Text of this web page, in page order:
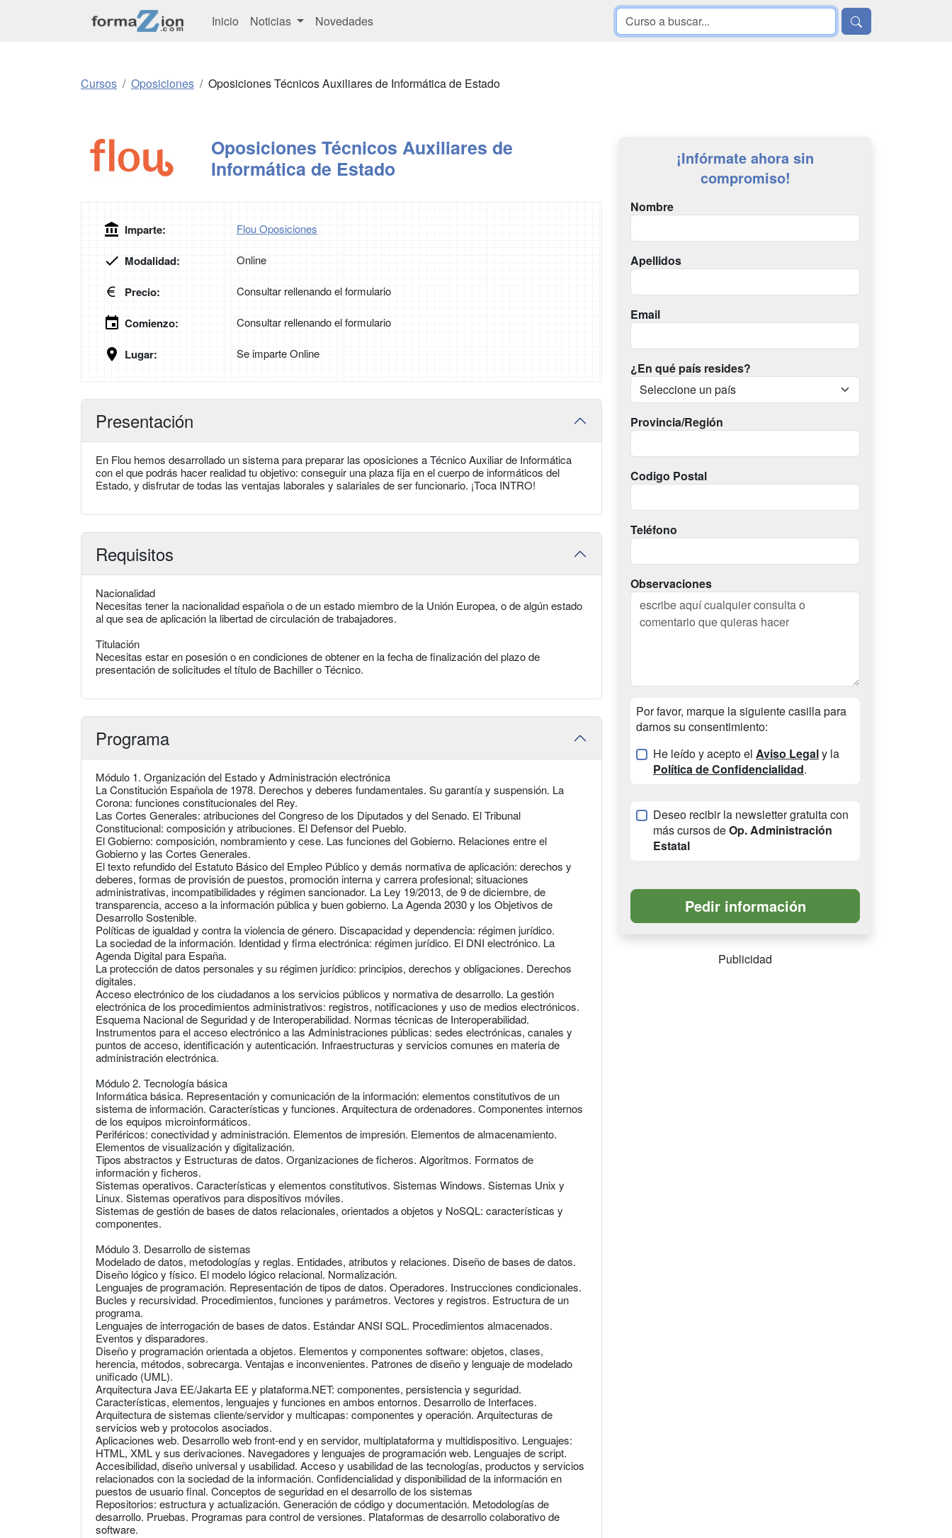
Inicio Noticias Novedades
Cursos Oposiciones Oposiciones Técnicos Auxiliares de Informática de Estado
Oposiciones Técnicos Auxiliares de
Informática de Estado
Imparte: Flou Oposiciones
Modalidad: Online
Precio: Consultar rellenando el formulario
Comienzo: Consultar rellenando el formulario
Lugar: Se imparte Online
Presentación
En Flou hemos desarrollado un sistema para preparar las oposiciones a Técnico Auxiliar de Informática
con el que podrás hacer realidad tu objetivo: conseguir una plaza fija en el cuerpo de informáticos del
Estado, y disfrutar de todas las ventajas laborales y salariales de ser funcionario. ¡Toca INTRO!
Requisitos
Nacionalidad
Necesitas tener la nacionalidad española o de un estado miembro de la Unión Europea, o de algún estado
al que sea de aplicación la libertad de circulación de trabajadores.
Titulación
Necesitas estar en posesión o en condiciones de obtener en la fecha de finalización del plazo de
presentación de solicitudes el título de Bachiller o Técnico.
Programa
Módulo 1. Organización del Estado y Administración electrónica
La Constitución Española de 1978. Derechos y deberes fundamentales. Su garantía y suspensión. La
Corona: funciones constitucionales del Rey.
Las Cortes Generales: atribuciones del Congreso de los Diputados y del Senado. El Tribunal
Constitucional: composición y atribuciones. El Defensor del Pueblo.
El Gobierno: composición, nombramiento y cese. Las funciones del Gobierno. Relaciones entre el
Gobierno y las Cortes Generales.
El texto refundido del Estatuto Básico del Empleo Público y demás normativa de aplicación: derechos y
deberes, formas de provisión de puestos, promoción interna y carrera profesional; situaciones
administrativas, incompatibilidades y régimen sancionador. La Ley 19/2013, de 9 de diciembre, de
transparencia, acceso a la información pública y buen gobierno. La Agenda 2030 y los Objetivos de
Desarrollo Sostenible.
Políticas de igualdad y contra la violencia de género. Discapacidad y dependencia: régimen jurídico.
La sociedad de la información. Identidad y firma electrónica: régimen jurídico. El DNI electrónico. La
Agenda Digital para España.
La protección de datos personales y su régimen jurídico: principios, derechos y obligaciones. Derechos
digitales.
Acceso electrónico de los ciudadanos a los servicios públicos y normativa de desarrollo. La gestión
electrónica de los procedimientos administrativos: registros, notificaciones y uso de medios electrónicos.
Esquema Nacional de Seguridad y de Interoperabilidad. Normas técnicas de Interoperabilidad.
Instrumentos para el acceso electrónico a las Administraciones públicas: sedes electrónicas, canales y
puntos de acceso, identificación y autenticación. Infraestructuras y servicios comunes en materia de
administración electrónica.
Módulo 2. Tecnología básica
Informática básica. Representación y comunicación de la información: elementos constitutivos de un
sistema de información. Características y funciones. Arquitectura de ordenadores. Componentes internos
de los equipos microinformáticos.
Periféricos: conectividad y administración. Elementos de impresión. Elementos de almacenamiento.
Elementos de visualización y digitalización.
Tipos abstractos y Estructuras de datos. Organizaciones de ficheros. Algoritmos. Formatos de
información y ficheros.
Sistemas operativos. Características y elementos constitutivos. Sistemas Windows. Sistemas Unix y
Linux. Sistemas operativos para dispositivos móviles.
Sistemas de gestión de bases de datos relacionales, orientados a objetos y NoSQL: características y
componentes.
Módulo 3. Desarrollo de sistemas
Modelado de datos, metodologías y reglas. Entidades, atributos y relaciones. Diseño de bases de datos.
Diseño lógico y físico. El modelo lógico relacional. Normalización.
Lenguajes de programación. Representación de tipos de datos. Operadores. Instrucciones condicionales.
Bucles y recursividad. Procedimientos, funciones y parámetros. Vectores y registros. Estructura de un
programa.
Lenguajes de interrogación de bases de datos. Estándar ANSI SQL. Procedimientos almacenados.
Eventos y disparadores.
Diseño y programación orientada a objetos. Elementos y componentes software: objetos, clases,
herencia, métodos, sobrecarga. Ventajas e inconvenientes. Patrones de diseño y lenguaje de modelado
unificado (UML).
Arquitectura Java EE/Jakarta EE y plataforma.NET: componentes, persistencia y seguridad.
Características, elementos, lenguajes y funciones en ambos entornos. Desarrollo de Interfaces.
Arquitectura de sistemas cliente/servidor y multicapas: componentes y operación. Arquitecturas de
servicios web y protocolos asociados.
Aplicaciones web. Desarrollo web front-end y en servidor, multiplataforma y multidispositivo. Lenguajes:
HTML, XML y sus derivaciones. Navegadores y lenguajes de programación web. Lenguajes de script.
Accesibilidad, diseño universal y usabilidad. Acceso y usabilidad de las tecnologías, productos y servicios
relacionados con la sociedad de la información. Confidencialidad y disponibilidad de la información en
puestos de usuario final. Conceptos de seguridad en el desarrollo de los sistemas
Repositorios: estructura y actualización. Generación de código y documentación. Metodologías de
desarrollo. Pruebas. Programas para control de versiones. Plataformas de desarrollo colaborativo de
software.
¡Infórmate ahora sin
compromiso!
Nombre
Apellidos
Email
¿En qué país resides?
Provincia/Región
Codigo Postal
Teléfono
Observaciones
Por favor, marque la siguiente casilla para
darnos su consentimiento:
He leído y acepto el Aviso Legaly la
Política de Confidencialidad.
Deseo recibir la newsletter gratuita con
más cursos deOp. Administración
Estatal
Publicidad